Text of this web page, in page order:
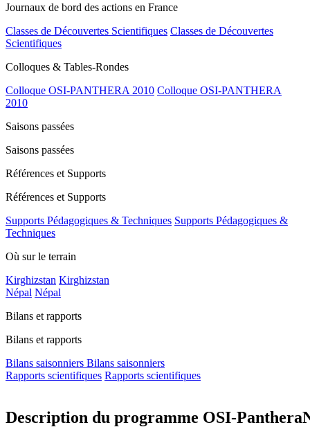
Journaux de bord des actions en France
Classes de Découvertes Scientifiques Classes de Découvertes
Scientifiques
Colloques & Tables-Rondes
Colloque OSI-PANTHERA 2010 Colloque OSI-PANTHERA
2010
Saisons passées
Saisons passées
Références et Supports
Références et Supports
Supports Pédagogiques & Techniques Supports Pédagogiques &
Techniques
Où sur le terrain
Kirghizstan Kirghizstan
Népal Népal
Bilans et rapports
Bilans et rapports
Bilans saisonniers Bilans saisonniers
Rapports scientifiques Rapports scientifiques
Description du programme OSI-Panthera